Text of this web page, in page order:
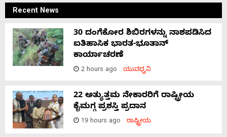
Recent News
30 ದಂಗೆಕೋರ ಶಿಬಿರಗಳನ್ನು ನಾಶಪಡಿಸಿದ
ಐತಿಹಾಸಿಕ ಭಾರತ-ಭೂತಾನ್
ಕಾರ್ಯಾಚರಣೆ
2 hours ago ಯುವಧ್ವನಿ
22 ಅತ್ಯುತ್ತಮ ನೇಕಾರರಿಗೆ ರಾಷ್ಟ್ರೀಯ
ಕೈಮಗ್ಗ ಪ್ರಶಸ್ತಿ ಪ್ರದಾನ
19 hours ago ರಾಷ್ಟ್ರೀಯ